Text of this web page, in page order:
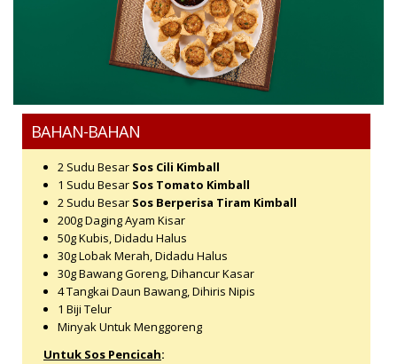
BAHAN-BAHAN
2 Sudu Besar Sos Cili Kimball
1 Sudu Besar Sos Tomato Kimball
2 Sudu Besar Sos Berperisa Tiram Kimball
200gDaging Ayam Kisar
50gKubis, Didadu Halus
30gLobak Merah, Didadu Halus
30gBawang Goreng, Dihancur Kasar
4 Tangkai Daun Bawang, Dihiris Nipis
1 Biji Telur
Minyak Untuk Menggoreng
Untuk Sos Pencicah: